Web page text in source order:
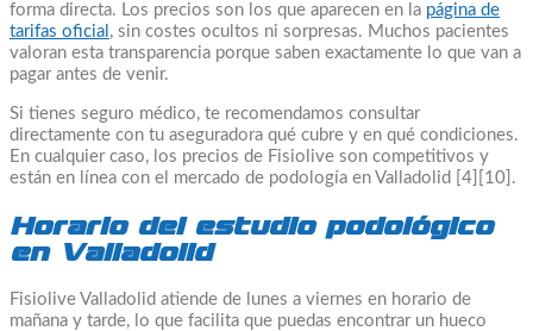
forma directa. Los precios son los que aparecen en la página de
tarifas oficial , sin costes ocultos ni sorpresas. Muchos pacientes
valoran esta transparencia porque saben exactamente lo que van a
pagar antes de venir.
Si tienes seguro médico, te recomendamos consultar
directamente con tu aseguradora qué cubre y en qué condiciones.
En cualquier caso, los precios de Fisiolive son competitivos y
están en línea con el mercado de podología en Valladolid [4][10].
Horario del estudio podológico
en Valladolid
Fisiolive Valladolid atiende de lunes a viernes en horario de
mañana y tarde, lo que facilita que puedas encontrar un hueco